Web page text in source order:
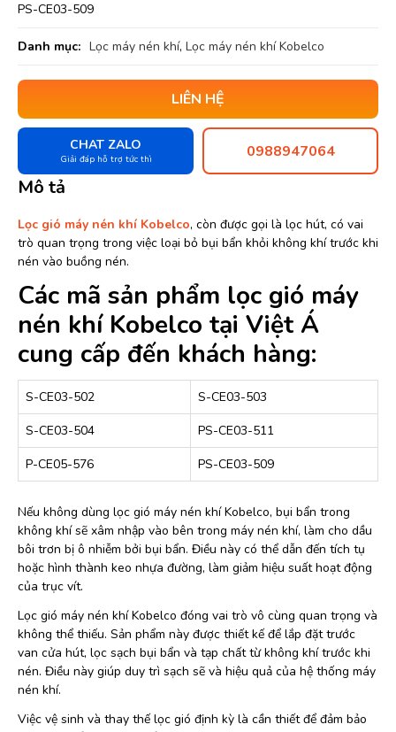
PS-CE03-509
Danh mục: Lọc máy nén khí, Lọc máy nén khí Kobelco
LIÊN HỆ
CHAT ZALO
Giải đáp hỗ trợ tức thì 0988947064
Mô tả
Lọc gió máy nén khí Kobelco, còn được gọi là lọc hút, có vai
trò quan trọng trong việc loại bỏ bụi bẩn khỏi không khí trước khi
nén vào buồng nén.
Các mã sản phẩm lọc gió máy
nén khí Kobelco tại Việt Á
cung cấp đến khách hàng:
S-CE03-502
S-CE03-503
S-CE03-504
PS-CE03-511
P-CE05-576
PS-CE03-509
Nếu không dùng lọc gió máy nén khí Kobelco, bụi bẩn trong
không khí sẽ xâm nhập vào bên trong máy nén khí, làm cho dầu
bôi trơn bị ô nhiễm bởi bụi bẩn. Điều này có thể dẫn đến tích tụ
hoặc hình thành keo nhựa đường, làm giảm hiệu suất hoạt động
của trục vít.
Lọc gió máy nén khí Kobelco đóng vai trò vô cùng quan trọng và
không thể thiếu. Sản phẩm này được thiết kế để lắp đặt trước
van cửa hút, lọc sạch bụi bẩn và tạp chất từ không khí trước khi
nén. Điều này giúp duy trì sạch sẽ và hiệu quả của hệ thống máy
nén khí.
Việc vệ sinh và thay thế lọc gió định kỳ là cần thiết để đảm bảo